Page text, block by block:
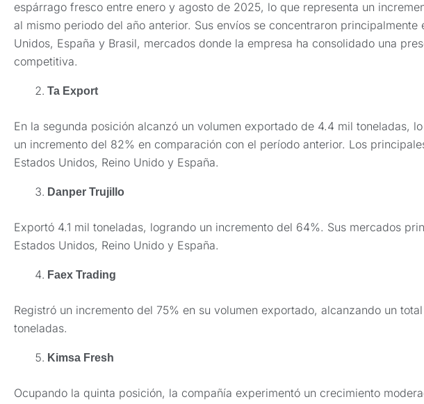
espárrago fresco entre enero y agosto de 2025, lo que representa un
al mismo periodo del año anterior. Sus envíos se concentraron principalmente
Unidos, España y Brasil, mercados donde la empresa ha consolidado una
competitiva.
Ta Export
En la segunda posición alcanzó un volumen exportado de 4.4 mil toneladas,
un incremento del 82% en comparación con el período anterior. Los
Estados Unidos, Reino Unido y España.
Danper Trujillo
Exportó 4.1 mil toneladas, logrando un incremento del 64%. Sus mercados
Estados Unidos, Reino Unido y España.
Faex Trading
Registró un incremento del 75% en su volumen exportado, alcanzando un
toneladas.
Kimsa Fresh
Ocupando la quinta posición, la compañía experimentó un crecimiento